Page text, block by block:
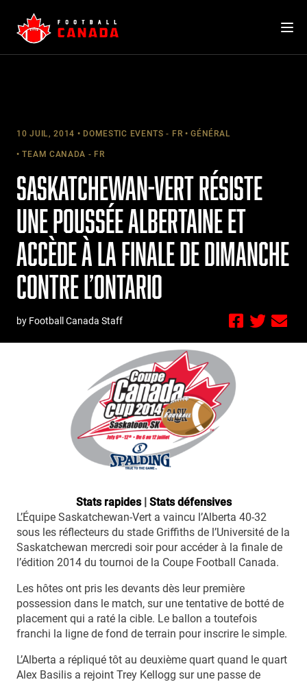
content
10 JUIL, 2014 DOMESTIC EVENTS - FR GÉNÉRAL
TEAM CANADA - FR
SASKATCHEWAN-VERT RÉSISTE
UNE POUSSÉE ALBERTAINE ET
ACCÈDE À LA FINALE DE DIMANCHE
CONTRE L’ONTARIO
by Football Canada Staff
Stats rapides | Stats défensives
L’Équipe Saskatchewan-Vert a vaincu l’Alberta 40-32
sous les réflecteurs du stade Griffiths de l’Université de la
Saskatchewan mercredi soir pour accéder à la finale de
l’édition 2014 du tournoi de la Coupe Football Canada.
Les hôtes ont pris les devants dès leur première
possession dans le match, sur une tentative de botté de
placement qui a raté la cible. Le ballon a toutefois
franchi la ligne de fond de terrain pour inscrire le simple.
L’Alberta a répliqué tôt au deuxième quart quand le quart
Alex Basilis a rejoint Trey Kellogg sur une passe de